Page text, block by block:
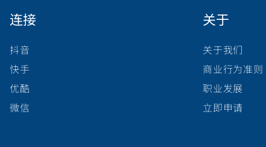
连接
抖音
快手
优酷
微信
关于
关于我们
商业行为准则
职业发展
立即申请